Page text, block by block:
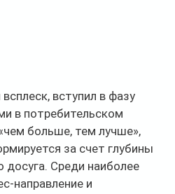
вступил в фазу
в потребительском
больше, тем лучше»,
за счет глубины
досуга. Среди наиболее
направление и